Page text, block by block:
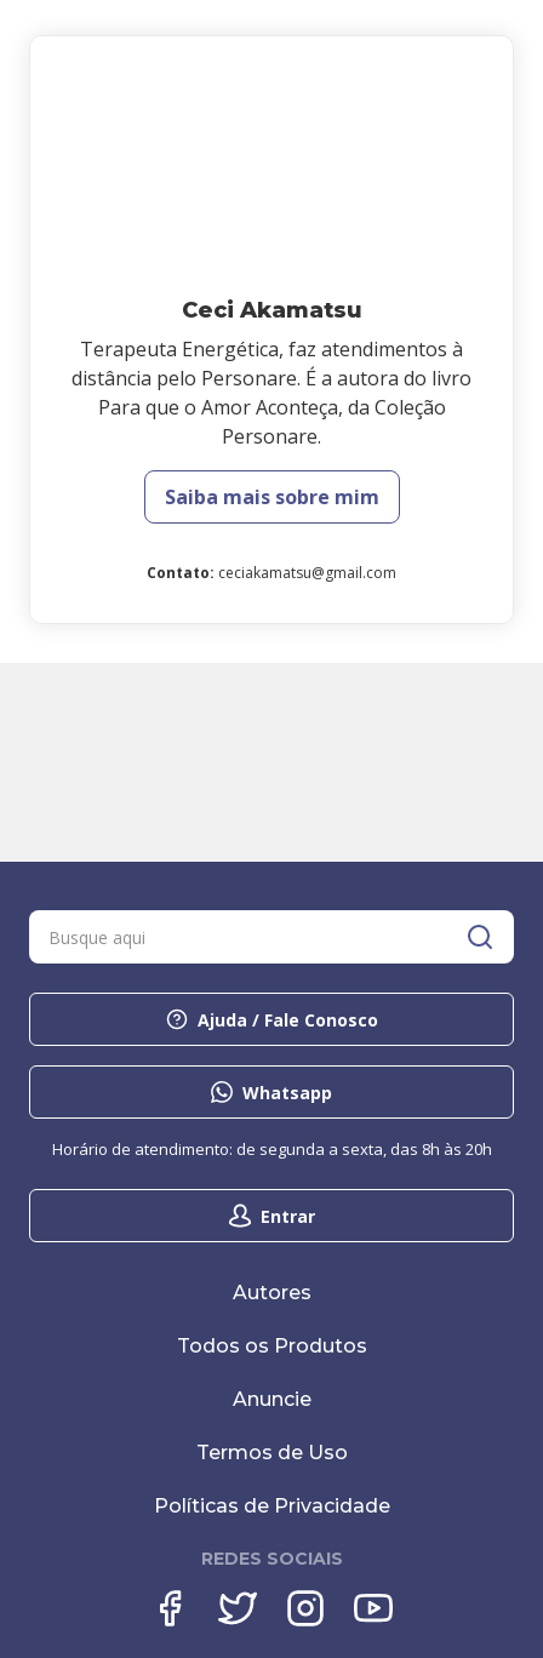
Ceci Akamatsu
Terapeuta Energética, faz atendimentos à
distância pelo Personare. É a autora do livro
Para que o Amor Aconteça, da Coleção
Personare.
Saiba mais sobre mim
Contato: ceciakamatsu@gmail.com
Ajuda / Fale Conosco
Whatsapp
Entrar
Horário de atendimento: de segunda a sexta, das 8h às 20h
Autores
Todos os Produtos
Anuncie
Termos de Uso
Políticas de Privacidade
REDES SOCIAIS